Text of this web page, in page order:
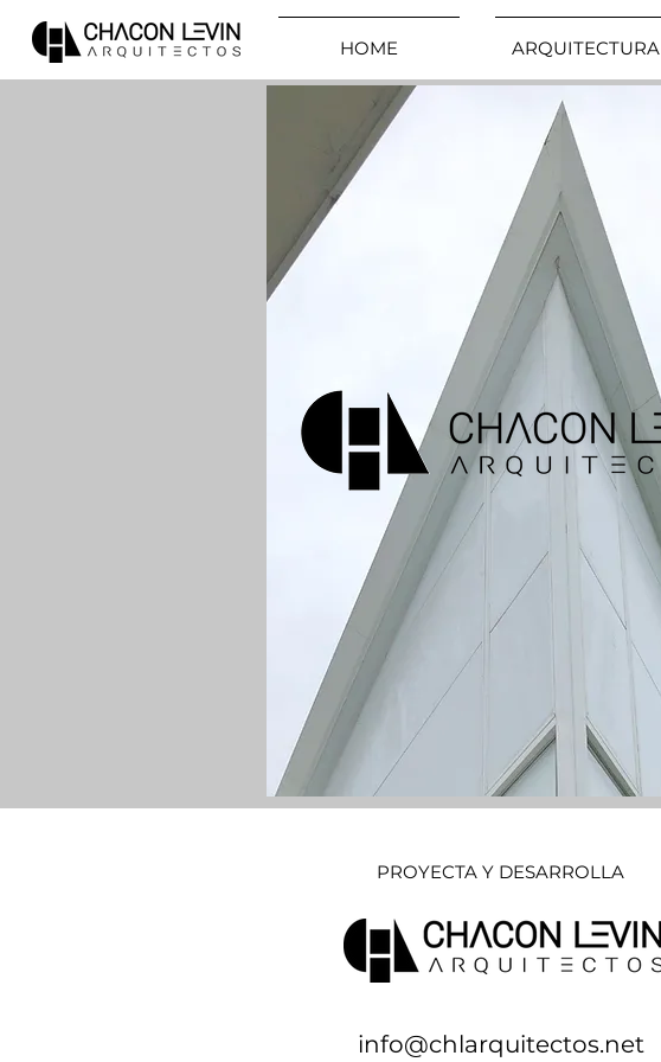
HOME ARQUITECTURA
PROYECTA Y DESARROLLA
info@chlarquitectos.net